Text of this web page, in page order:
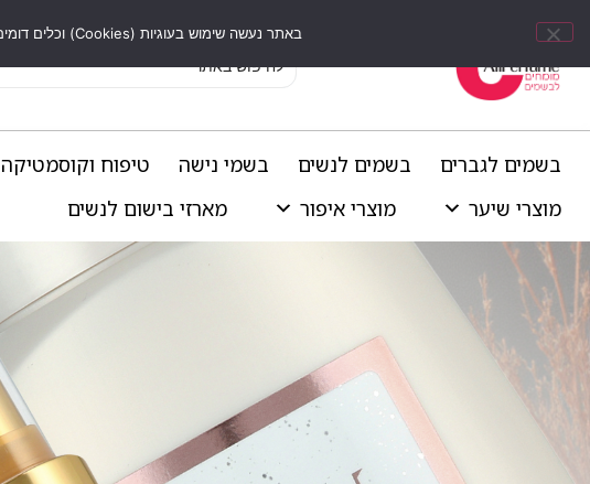
בשמים לגברים בשמים לנשים בשמי נישה
טיפוח וקוסמטיקה
מוצרי שיער
מוצרי איפור מארזי בישום לנשים
באתר נעשה שימוש בעוגיות (Cookies) וכלים דומים לשיפור חוויית הגלישה, התאמת תוכן אישי וביצוע ניתוחים סטטיסטיים.